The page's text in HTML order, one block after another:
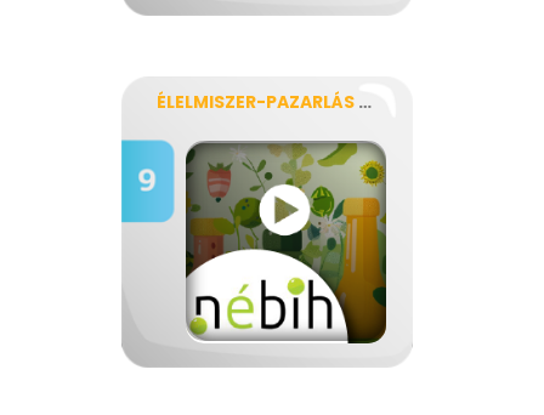
ÉLELMISZER-PAZARLÁS DOKUMENTUMFILM